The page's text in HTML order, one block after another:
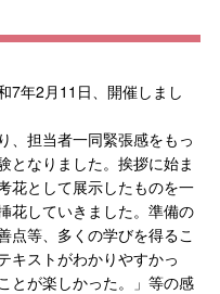
7年2月11日、開催しまし
、担当者一同緊張感をもっ
となりました。挨拶に始ま
花として展示したものを一
花していきました。準備の
点等、多くの学びを得るこ
キストがわかりやすかっ
とが楽しかった。」等の感